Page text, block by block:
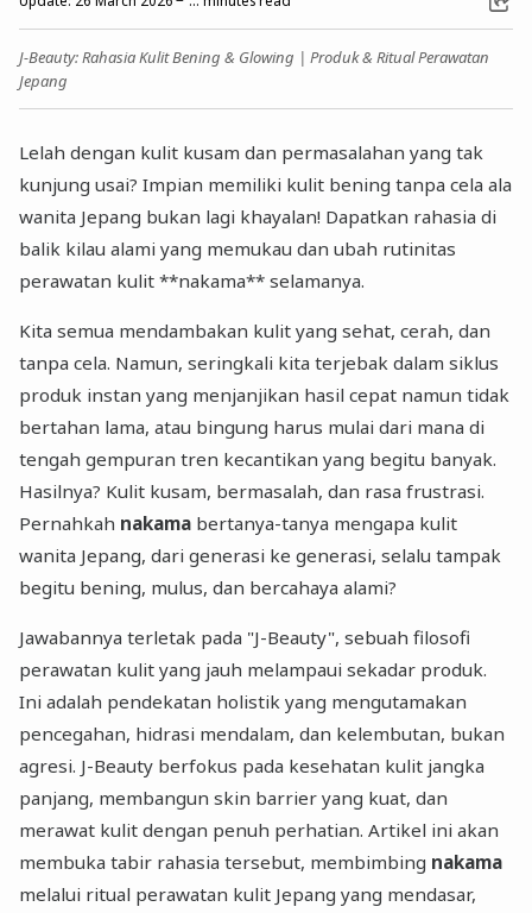
J-Beauty: Rahasia Kulit Bening & Glowing | Produk & Ritual Perawatan
Jepang
Lelah dengan kulit kusam dan permasalahan yang tak
kunjung usai? Impian memiliki kulit bening tanpa cela ala
wanita Jepang bukan lagi khayalan! Dapatkan rahasia di
balik kilau alami yang memukau dan ubah rutinitas
perawatan kulit **nakama** selamanya.
Kita semua mendambakan kulit yang sehat, cerah, dan
tanpa cela. Namun, seringkali kita terjebak dalam siklus
produk instan yang menjanjikan hasil cepat namun tidak
bertahan lama, atau bingung harus mulai dari mana di
tengah gempuran tren kecantikan yang begitu banyak.
Hasilnya? Kulit kusam, bermasalah, dan rasa frustrasi.
Pernahkah nakama bertanya-tanya mengapa kulit
wanita Jepang, dari generasi ke generasi, selalu tampak
begitu bening, mulus, dan bercahaya alami?
Jawabannya terletak pada "J-Beauty", sebuah filosofi
perawatan kulit yang jauh melampaui sekadar produk.
Ini adalah pendekatan holistik yang mengutamakan
pencegahan, hidrasi mendalam, dan kelembutan, bukan
agresi. J-Beauty berfokus pada kesehatan kulit jangka
panjang, membangun skin barrier yang kuat, dan
merawat kulit dengan penuh perhatian. Artikel ini akan
membuka tabir rahasia tersebut, membimbing nakama
melalui ritual perawatan kulit Jepang yang mendasar,